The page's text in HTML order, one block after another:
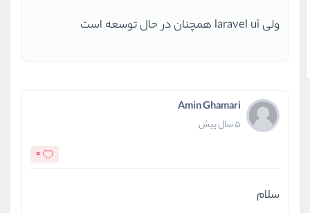
ولی laravel ui همچنان در حال توسعه است
Amin Ghamari
5 سال پیش
0
سلام